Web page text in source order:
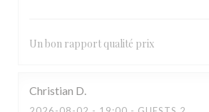
Un bon rapport qualité prix
Christian D